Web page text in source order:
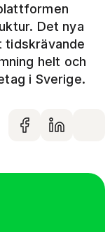
Det nya
tidskrävande
helt och
i Sverige.
Dela på
Dela